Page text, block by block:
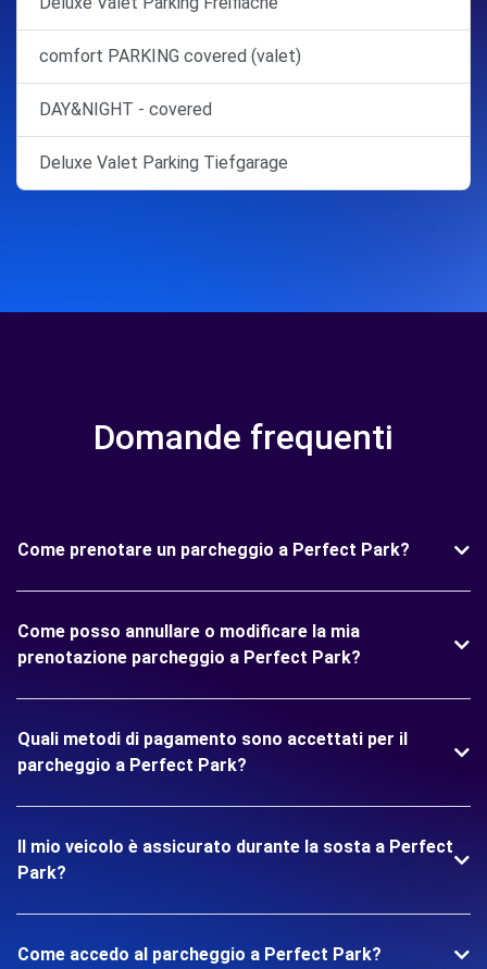
comfort PARKING covered (valet)
DAY&NIGHT - covered
Deluxe Valet Parking Tiefgarage
Domande frequenti
Come prenotare un parcheggio a Perfect Park?
Come posso annullare o modificare la mia
prenotazione parcheggio a Perfect Park?
Quali metodi di pagamento sono accettati per il
parcheggio a Perfect Park?
Il mio veicolo è assicurato durante la sosta a Perfect
Park?
Come accedo al parcheggio a Perfect Park?